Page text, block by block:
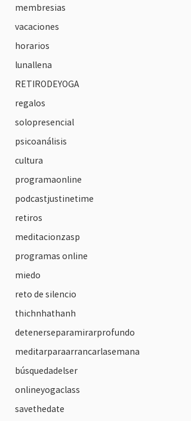
membresias
vacaciones
horarios
lunallena
RETIRODEYOGA
regalos
solopresencial
psicoanálisis
cultura
programaonline
podcastjustinetime
retiros
meditacionzasp
programas online
miedo
reto de silencio
thichnhathanh
detenerseparamirarprofundo
meditarparaarrancarlasemana
búsquedadelser
onlineyogaclass
savethedate